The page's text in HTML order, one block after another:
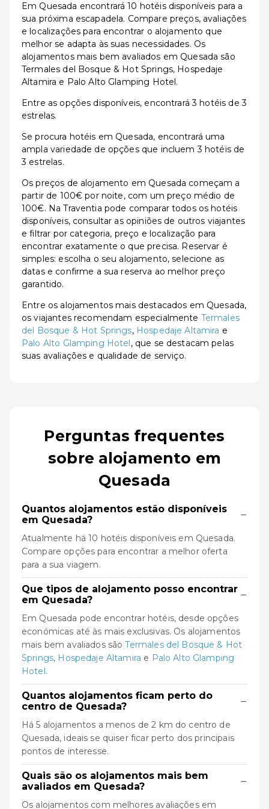
Em Quesada encontrará 10 hotéis disponíveis para a
sua próxima escapadela. Compare preços, avaliações
e localizações para encontrar o alojamento que
melhor se adapta às suas necessidades. Os
alojamentos mais bem avaliados em Quesada são
Termales del Bosque & Hot Springs, Hospedaje
Altamira e Palo Alto Glamping Hotel.
Entre as opções disponíveis, encontrará 3 hotéis de 3
estrelas.
Se procura hotéis em Quesada, encontrará uma
ampla variedade de opções que incluem 3 hotéis de
3 estrelas.
Os preços de alojamento em Quesada começam a
partir de 100€ por noite, com um preço médio de
100€. Na Traventia pode comparar todos os hotéis
disponíveis, consultar as opiniões de outros viajantes
e filtrar por categoria, preço e localização para
encontrar exatamente o que precisa. Reservar é
simples: escolha o seu alojamento, selecione as
datas e confirme a sua reserva ao melhor preço
garantido.
Entre os alojamentos mais destacados em Quesada,
os viajantes recomendam especialmente Termales
del Bosque & Hot Springs, Hospedaje Altamira e
Palo Alto Glamping Hotel, que se destacam pelas
suas avaliações e qualidade de serviço.
Perguntas frequentes
sobre alojamento em
Quesada
Quantos alojamentos estão disponíveis
em Quesada?
−
Atualmente há 10 hotéis disponíveis em Quesada.
Compare opções para encontrar a melhor oferta
para a sua viagem.
Que tipos de alojamento posso encontrar
em Quesada?
−
Em Quesada pode encontrar hotéis, desde opções
económicas até às mais exclusivas. Os alojamentos
mais bem avaliados sãoTermales del Bosque & Hot
Springs, Hospedaje Altamira e Palo Alto Glamping
Hotel.
Quantos alojamentos ficam perto do
centro de Quesada?
−
Há 5 alojamentos a menos de 2 km do centro de
Quesada, ideais se quiser ficar perto dos principais
pontos de interesse.
Quais são os alojamentos mais bem
avaliados em Quesada?
−
Os alojamentos com melhores avaliações em